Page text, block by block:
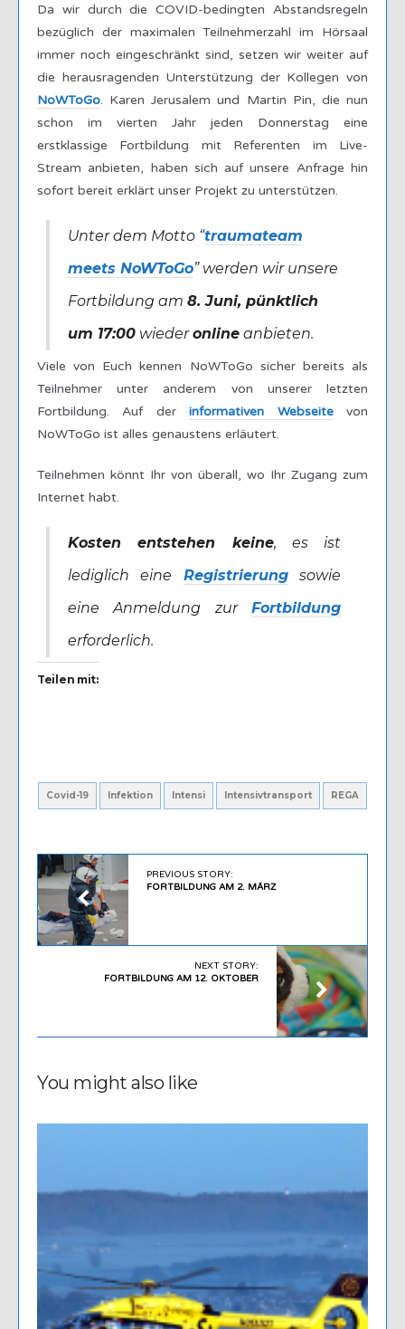
Da wir durch die COVID-bedingten Abstandsregeln
bezüglich der maximalen Teilnehmerzahl im Hörsaal
immer noch eingeschränkt sind, setzen wir weiter auf
die herausragenden Unterstützung der Kollegen von
NoWToGo. Karen Jerusalem und Martin Pin, die nun
schon im vierten Jahr jeden Donnerstag eine
erstklassige Fortbildung mit Referenten im Live-
Stream anbieten, haben sich auf unsere Anfrage hin
sofort bereit erklärt unser Projekt zu unterstützen.
Unter dem Motto “traumateam
meets NoWToGo” werden wir unsere
Fortbildung am 8. Juni, pünktlich
um 17:00 wiederonline anbieten.
Viele von Euch kennen NoWToGo sicher bereits als
Teilnehmer unter anderem von unserer letzten
Fortbildung. Auf derinformativen Webseitevon
NoWToGo ist alles genaustens erläutert.
Teilnehmen könnt Ihr von überall, wo Ihr Zugang zum
Internet habt.
Kosten entstehen keine, es ist
lediglich eine Registrierungsowie
eine Anmeldung zur Fortbildung
erforderlich.
Teilen mit:
Covid-19 Infektion Intensi Intensivtransport REGA
PREVIOUS STORY:
FORTBILDUNG AM 2. MÄRZ
NEXT STORY:
FORTBILDUNG AM 12. OKTOBER
You might also like